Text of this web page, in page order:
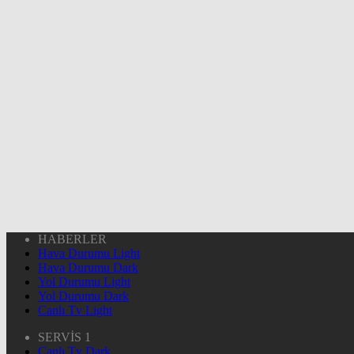
HABERLER
Hava Durumu Light
Hava Durumu Dark
Yol Durumu Light
Yol Durumu Dark
Canlı Tv Light
SERVİS 1
Canlı Tv Dark